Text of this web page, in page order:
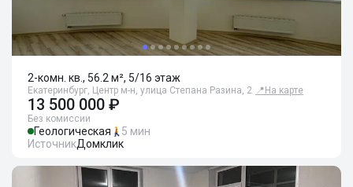
2-комн. кв., 56.2 м², 5/16 этаж
Екатеринбург, Центр м-н, улица Степана Разина, 2 📍 На карте
13 500 000 ₽
Без комиссии
Геологическая
5 мин
ИсточникДомклик